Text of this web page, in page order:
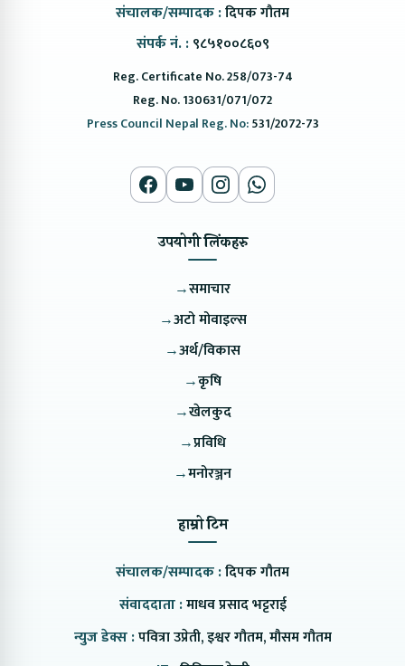
संचालक/सम्पादक :दिपक गौतम
संपर्क नं. : ९८५१००८६०९
Reg. Certificate No. 258/073-74
Reg. No. 130631/071/072
Press Council Nepal Reg. No:531/2072-73
उपयोगी लिंकहरु
→समाचार
→अटो मोवाइल्स
→अर्थ/विकास
→कृषि
→खेलकुद
→प्रविधि
→मनोरञ्जन
हाम्रो टिम
संचालक/सम्पादक :दिपक गौतम
संवाददाता :माधव प्रसाद भट्टराई
न्युज डेक्स :पवित्रा उप्रेती, इश्वर गौतम, मौसम गौतम